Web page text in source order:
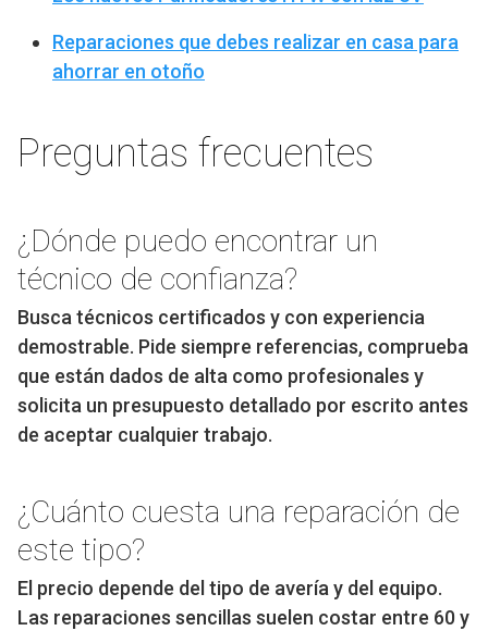
Reparaciones que debes realizar en casa para
ahorrar en otoño
Preguntas frecuentes
¿Dónde puedo encontrar un
técnico de confianza?
Busca técnicos certificados y con experiencia
demostrable. Pide siempre referencias, comprueba
que están dados de alta como profesionales y
solicita un presupuesto detallado por escrito antes
de aceptar cualquier trabajo.
¿Cuánto cuesta una reparación de
este tipo?
El precio depende del tipo de avería y del equipo.
Las reparaciones sencillas suelen costar entre 60 y